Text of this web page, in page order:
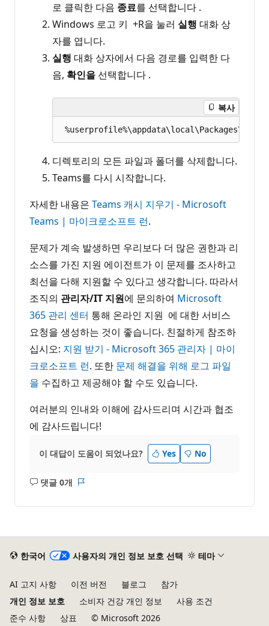
로 클릭한 다음 종료를 선택합니다 .
Windows 로고 키 +R을 눌러 실행 대화 상
자를 엽니다.
실행 대화 상자에서 다음 경로를 입력한 다
음, 확인을 선택합니다 .
복사
디렉토리의 모든 파일과 폴더를 삭제합니다.
Teams를 다시 시작합니다.
자세한 내용은 Teams 캐시 지우기 - Microsoft
Teams | 마이크로소프트 런.
문제가 계속 발생하면 우리보다 더 많은 권한과 리
소스를 가진 지원 에이전트가 이 문제를 조사하고
최선을 다해 지원할 수 있다고 생각합니다. 따라서
조직의 관리자/IT 지원에 문의하여 Microsoft
365 관리 센터 통해 온라인 지원 에 대한 서비스
요청을 생성하는 것이 좋습니다. 친절하게 참조하
십시오: 지원 받기 - Microsoft 365 관리자 | 마이
크로소프트 런. 또한 문제 해결을 위해 로그 파일
을 수집하고 제공해야 할 수도 있습니다.
여러분의 인내와 이해에 감사드리며 시간과 협조
에 감사드립니다!
이 대답이 도움이 되었나요? Yes No
댓글 0개
설
한국어 사용자의 개인 정보 보호 선택 테마
AI 고지 사항 이전 버전 블로그
참가
개인 정보 보호
소비자 건강 개인 정보
사용 조건
준수 사항
상표 © Microsoft 2026